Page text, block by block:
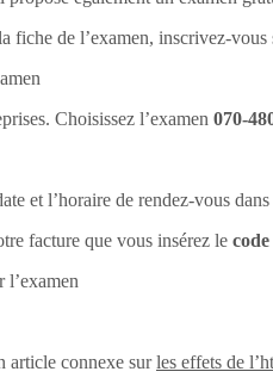
fiche de l’examen, inscrivez-
Choisissez l’examen 070-
et l’horaire de rendez-vous
facture que vous insérez le
l’examen
article connexe surles effets de